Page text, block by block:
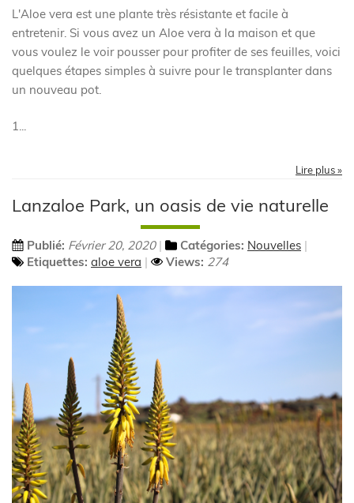
L'Aloe vera est une plante très résistante et facile à
entretenir. Si vous avez un Aloe vera à la maison et que
vous voulez le voir pousser pour profiter de ses feuilles, voici
quelques étapes simples à suivre pour le transplanter dans
un nouveau pot.
1...
Lire plus »
Lanzaloe Park, un oasis de vie naturelle
Publié: Février 20, 2020 Catégories: Nouvelles
Etiquettes: aloe vera Views: 274